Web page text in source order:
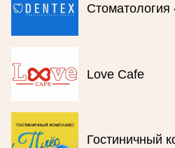
Стоматология
Love Cafe
Гостиничный